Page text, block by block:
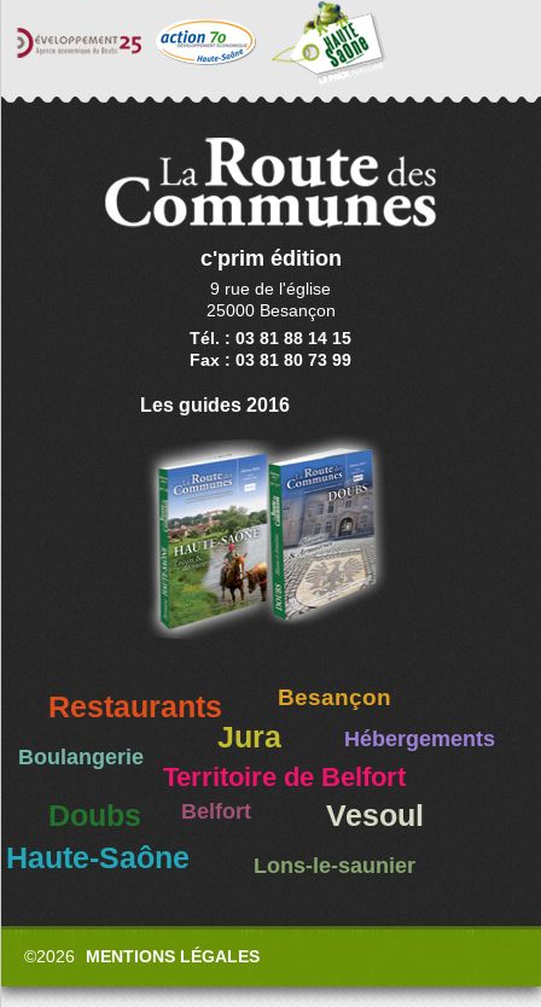
c'prim édition
9 rue de l'église
25000 Besançon
Tél. : 03 81 88 14 15
Fax : 03 81 80 73 99
Les guides 2016
Restaurants Besançon
Jura Hébergements
Boulangerie
Territoire de Belfort
Doubs Belfort
Vesoul
Haute-Saône
Lons-le-saunier
©2026 MENTIONS LÉGALES